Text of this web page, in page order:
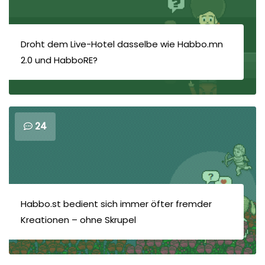
Droht dem Live-Hotel dasselbe wie Habbo.mn
2.0 und HabboRE?
24
Habbo.st bedient sich immer öfter fremder
Kreationen – ohne Skrupel